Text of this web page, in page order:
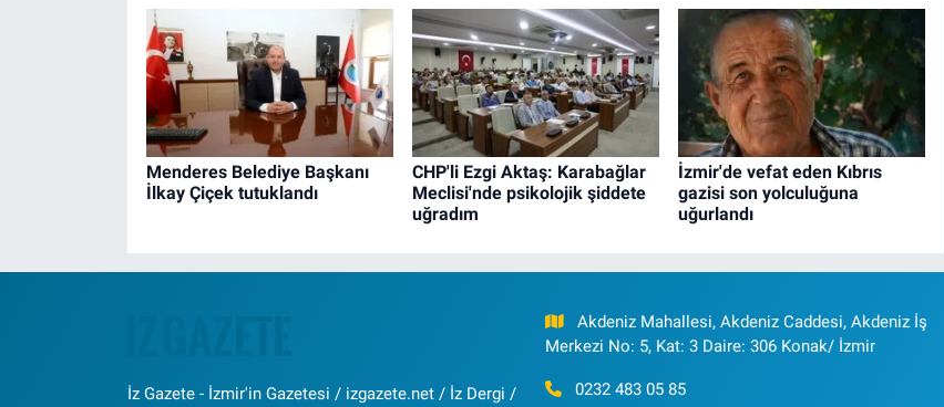
Menderes Belediye Başkanı
İlkay Çiçek tutuklandı
CHP'li Ezgi Aktaş: Karabağlar
Meclisi'nde psikolojik şiddete
uğradım
İzmir'de vefat eden Kıbrıs
gazisi son yolculuğuna
uğurlandı
İz Gazete - İzmir'in Gazetesi / izgazete.net / İz Dergi /
Akdeniz Mahallesi, Akdeniz Caddesi, Akdeniz İş
Merkezi No: 5, Kat: 3 Daire: 306 Konak/ İzmir
0232 483 05 85